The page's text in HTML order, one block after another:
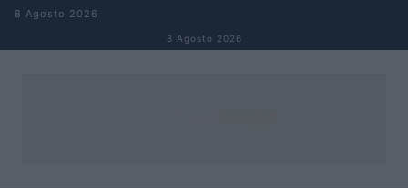
Salta al contenuto
8 Agosto 2026
8 Agosto 2026